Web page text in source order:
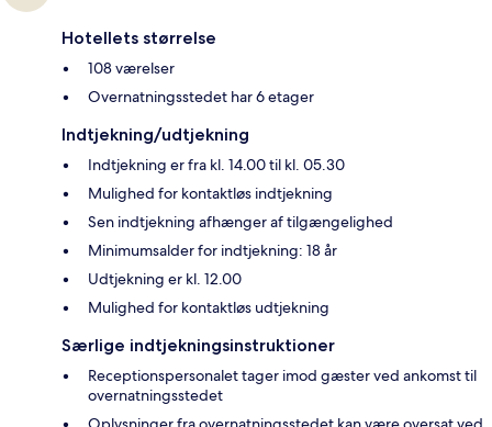
Hotellets størrelse
108 værelser
Overnatningsstedet har 6 etager
Indtjekning/udtjekning
Indtjekning er fra kl. 14.00 til kl. 05.30
Mulighed for kontaktløs indtjekning
Sen indtjekning afhænger af tilgængelighed
Minimumsalder for indtjekning: 18 år
Udtjekning er kl. 12.00
Mulighed for kontaktløs udtjekning
Særlige indtjekningsinstruktioner
Receptionspersonalet tager imod gæster ved ankomst til
overnatningsstedet